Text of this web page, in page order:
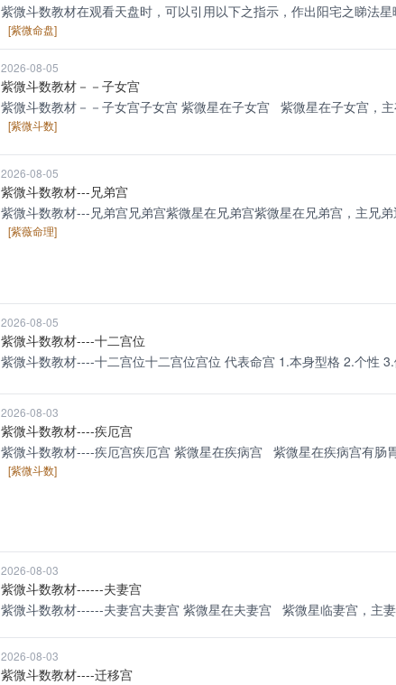
紫微斗数教材在观看天盘时，可以引用以下之指示，作出阳宅之睇法
[紫微命盘]
2026-08-05
紫微斗数教材－－子女宫
紫微斗数教材－－子女宫子女宫 紫微星在子女宫 紫微星在子女宫，
[紫微斗数]
2026-08-05
紫微斗数教材---兄弟宫
紫微斗数教材---兄弟宫兄弟宫紫微星在兄弟宫紫微星在兄弟宫，主兄
[紫薇命理]
2026-08-05
紫微斗数教材----十二宫位
紫微斗数教材----十二宫位十二宫位宫位 代表命宫 1.本身型格 2.个性
2026-08-03
紫微斗数教材----疾厄宫
紫微斗数教材----疾厄宫疾厄宫 紫微星在疾病宫 紫微星在疾病宫有肠
[紫微斗数]
2026-08-03
紫微斗数教材------夫妻宫
紫微斗数教材------夫妻宫夫妻宫 紫微星在夫妻宫 紫微星临妻宫，主
2026-08-03
紫微斗数教材----迁移宫